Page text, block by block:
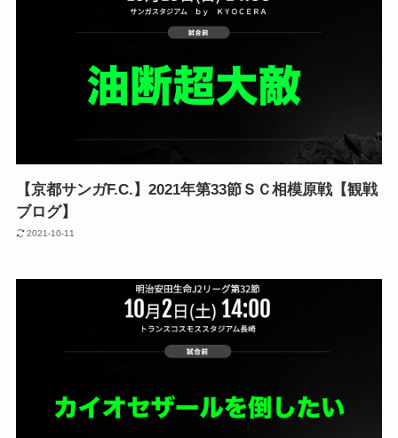
【京都サンガF.C.】2021年第33節ＳＣ相模原戦【観戦
ブログ】
2021-10-11